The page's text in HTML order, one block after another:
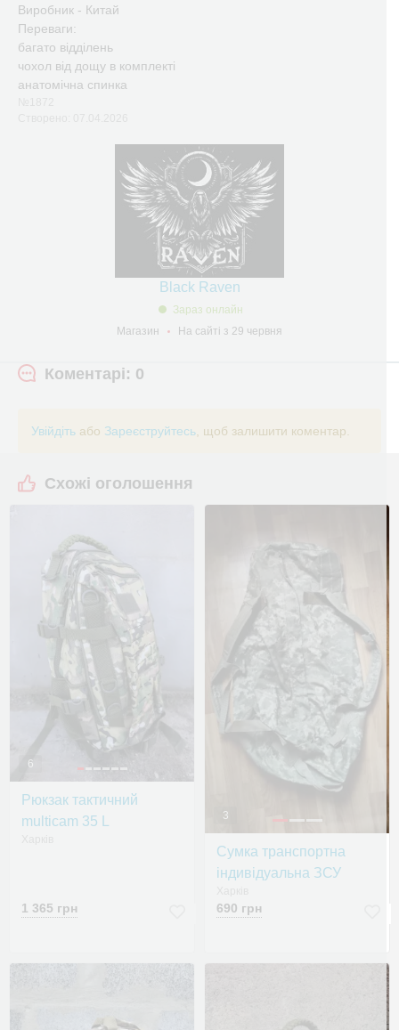
Виробник - Китай
Переваги:
багато відділень
чохол від дощу в комплекті
анатомічна спинка
Black Raven
Зараз онлайн
Магазин
На сайті з 29 червня
Коментарі: 0
Увійдіть або Зареєструйтесь , щоб залишити коментар.
Схожі оголошення
6
Рюкзак тактичний
multicam 35 L
1 365 грн
3
Сумка транспортна
індивідуальна ЗСУ
690 грн